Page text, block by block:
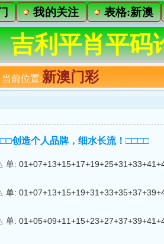
我的关注 表格:新澳
吉利平肖平码
当前位置:新澳门彩
创造个人品牌，细水长流！□□□□